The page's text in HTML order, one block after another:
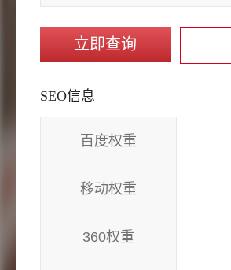
立即查询
SEO信息
百度权重
移动权重
360权重